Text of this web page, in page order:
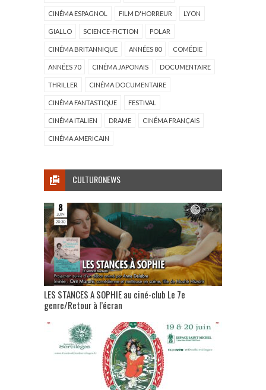
CINÉMA ESPAGNOL FILM D'HORREUR LYON
GIALLO SCIENCE-FICTION POLAR
CINÉMA BRITANNIQUE ANNÉES 80 COMÉDIE
ANNÉES 70 CINÉMA JAPONAIS DOCUMENTAIRE
THRILLER CINÉMA DOCUMENTAIRE
CINÉMA FANTASTIQUE FESTIVAL
CINÉMA ITALIEN DRAME CINÉMA FRANÇAIS
CINÉMA AMERICAIN
CULTURONEWS
LES STANCES A SOPHIE au ciné-club Le 7e
genre/Retour à l’écran